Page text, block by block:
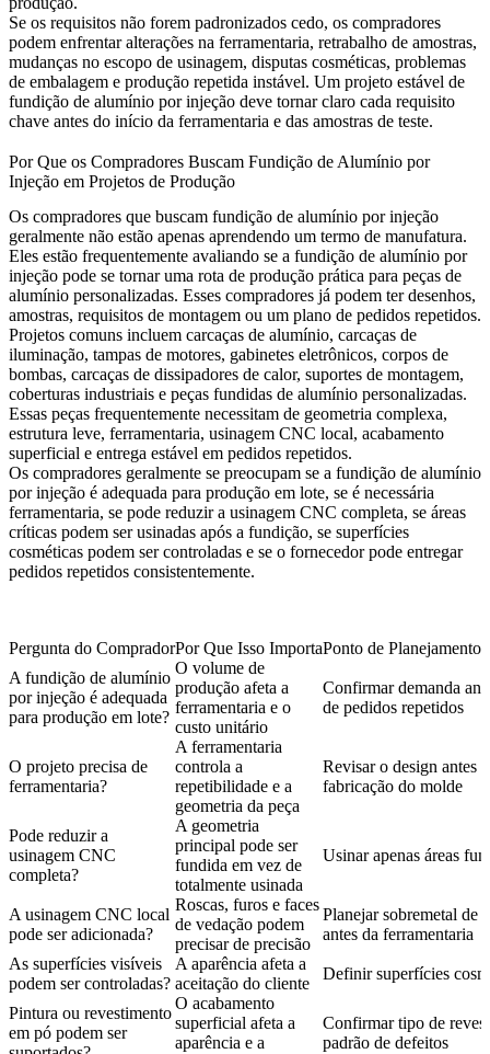
Se os requisitos não forem padronizados cedo, os compradores
podem enfrentar alterações na ferramentaria, retrabalho de amostras,
mudanças no escopo de usinagem, disputas cosméticas, problemas
de embalagem e produção repetida instável. Um projeto estável de
fundição de alumínio por injeção deve tornar claro cada requisito
chave antes do início da ferramentaria e das amostras de teste.
Por Que os Compradores Buscam Fundição de Alumínio por
Injeção em Projetos de Produção
Os compradores que buscam fundição de alumínio por injeção
geralmente não estão apenas aprendendo um termo de manufatura.
Eles estão frequentemente avaliando se a fundição de alumínio por
injeção pode se tornar uma rota de produção prática para peças de
alumínio personalizadas. Esses compradores já podem ter desenhos,
amostras, requisitos de montagem ou um plano de pedidos repetidos.
Projetos comuns incluem carcaças de alumínio, carcaças de
iluminação, tampas de motores, gabinetes eletrônicos, corpos de
bombas, carcaças de dissipadores de calor, suportes de montagem,
coberturas industriais e peças fundidas de alumínio personalizadas.
Essas peças frequentemente necessitam de geometria complexa,
estrutura leve, ferramentaria, usinagem CNC local, acabamento
superficial e entrega estável em pedidos repetidos.
Os compradores geralmente se preocupam se a fundição de alumínio
por injeção é adequada para produção em lote, se é necessária
ferramentaria, se pode reduzir a usinagem CNC completa, se áreas
críticas podem ser usinadas após a fundição, se superfícies
cosméticas podem ser controladas e se o fornecedor pode entregar
pedidos repetidos consistentemente.
Pergunta do CompradorPor Que Isso ImportaPonto de Planejamento
A fundição de alumínio
por injeção é adequada
para produção em lote?
O volume de
produção afeta a
ferramentaria e o
custo unitário
Confirmar demanda
de pedidos repetidos
O projeto precisa de
ferramentaria?
A ferramentaria
controla a
repetibilidade e a
geometria da peça
Revisar o design antes
fabricação do molde
Pode reduzir a
usinagem CNC
completa?
A geometria
principal pode ser
fundida em vez de
totalmente usinada
Usinar apenas áreas
A usinagem CNC local
pode ser adicionada?
Roscas, furos e faces
de vedação podem
precisar de precisão
Planejar sobremetal de
antes da ferramentaria
As superfícies visíveis
podem ser controladas?
A aparência afeta a
aceitação do cliente
Definir superfícies
Pintura ou revestimento
em pó podem ser
O acabamento
superficial afeta a
aparência e a
Confirmar tipo de
padrão de defeitos